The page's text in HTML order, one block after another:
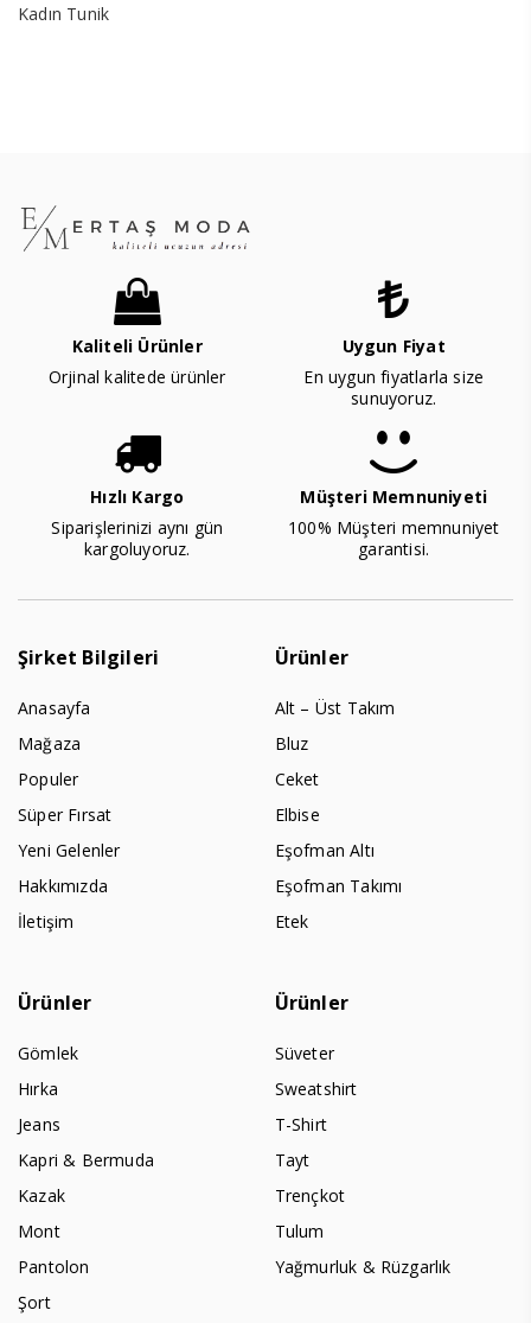
Kadın Tunik
Kaliteli Ürünler
Orjinal kalitede ürünler
Uygun Fiyat
En uygun fiyatlarla size
sunuyoruz.
Hızlı Kargo
Siparişlerinizi aynı gün
kargoluyoruz.
Müşteri Memnuniyeti
100% Müşteri memnuniyet
garantisi.
Şirket Bilgileri
Anasayfa
Mağaza
Populer
Süper Fırsat
Yeni Gelenler
Hakkımızda
İletişim
Ürünler
Alt – Üst Takım
Bluz
Ceket
Elbise
Eşofman Altı
Eşofman Takımı
Etek
Ürünler
Gömlek
Hırka
Jeans
Kapri & Bermuda
Kazak
Mont
Pantolon
Şort
Ürünler
Süveter
Sweatshirt
T-Shirt
Tayt
Trençkot
Tulum
Yağmurluk & Rüzgarlık